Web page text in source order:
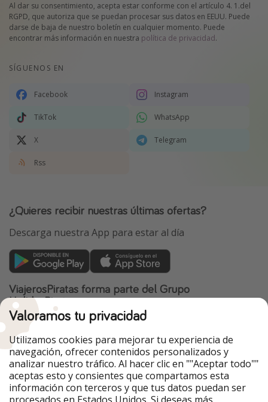
Al dar su consentimiento, acepta estar conforme con el artículo 4. 1.del
RGPD, que autoriza que se puedan procesar sus datos en EEUU. Puede
darse de baja de nuestro boletín en cualquier momento. Puede
encontrar más información en nuestra política de privacidad.
SÍGUENOS EN
Facebook Instagram
TikTok WhatsApp
X Telegram
Rss
¿Quieres recibir nuestras últimas ofertas?
Descarga nuestra App para estar al día
ViajerosPiratas forma parte del Grupo
HolidayPirates
Nuestros mercados
PiratinViaggio
HolidayPirates
VakantiePiraten
WakacyjniPiraci
VoyagesPirates
Ferienpiraten
Urlaubspiraten
Urlaubspiraten
TravelPirates
Valoramos tu privacidad
Utilizamos cookies para mejorar tu experiencia de
navegación, ofrecer contenidos personalizados y
analizar nuestro tráfico. Al hacer clic en ""Aceptar todo""
aceptas esto y consientes que compartamos esta
información con terceros y que tus datos puedan ser